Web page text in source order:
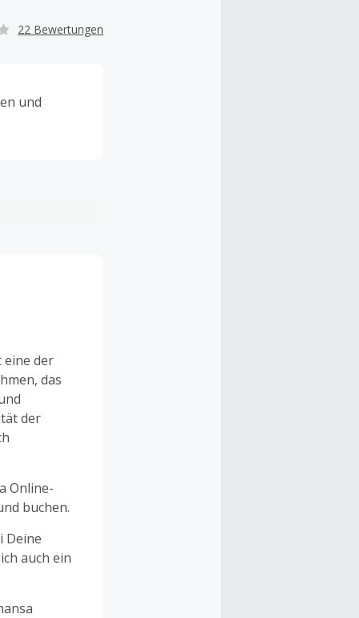
22 Bewertungen
und
eine der
das
der
Online-
buchen.
Deine
auch ein